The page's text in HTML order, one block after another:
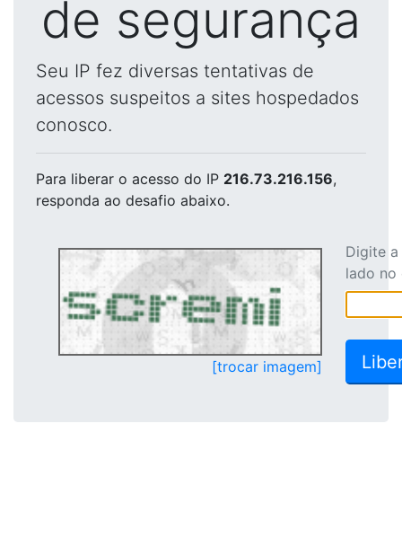
de segurança
Seu IP fez diversas tentativas de
acessos suspeitos a sites hospedados
conosco.
Para liberar o acesso do IP 216.73.216.156,
responda ao desafio abaixo.
[trocar imagem]
Digite
lado no